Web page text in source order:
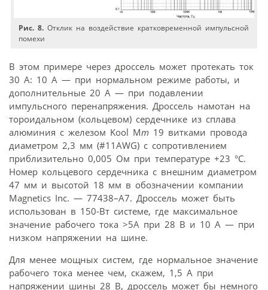
Рис. 8. Отклик на воздействие кратковременной импульсной
помехи
В этом примере через дроссель может протекать ток
30 A: 10 A — при нормальном режиме работы, и
дополнительные 20 A — при подавлении
импульсного перенапряжения. Дроссель намотан на
тороидальном (кольцевом) сердечнике из сплава
алюминия с железом Kool Mm 19 витками провода
диаметром 2,3 мм (#11AWG) с сопротивлением
приблизительно 0,005 Ом при температуре +23 °C.
Номер кольцевого сердечника c внешним диаметром
47 мм и высотой 18 мм в обозначении компании
Magnetics Inc. — 77438–А7. Дроссель может быть
использован в 150-Вт системе, где максимальное
значение рабочего тока >5A при 28 В и 10 А — при
низком напряжении на шине.
Для менее мощных систем, где нормальное значение
рабочего тока менее чем, скажем, 1,5 A при
напряжении шины 28 В, дроссель может бы немного